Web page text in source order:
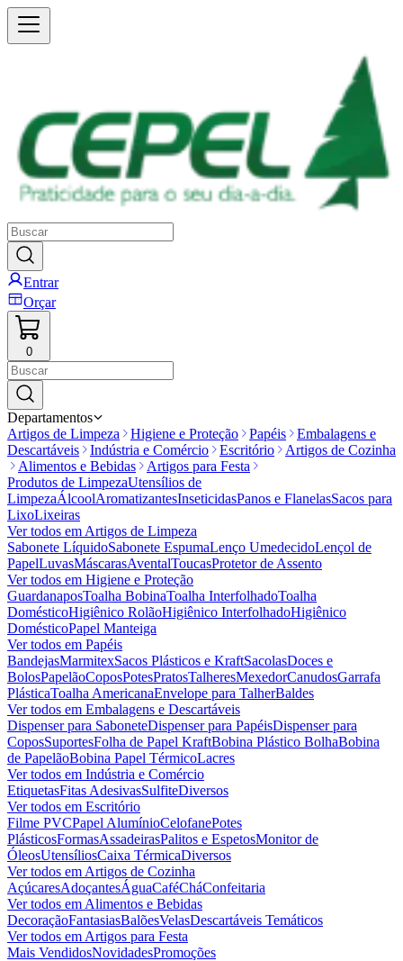
Entrar
Orçar
0
Departamentos
Artigos de Limpeza
Higiene e Proteção Papéis
Embalagens e
Descartáveis
Indústria e Comércio Escritório
Artigos de Cozinha
Alimentos e Bebidas
Artigos para Festa
Produtos de LimpezaUtensílios de
LimpezaÁlcoolAromatizantesInseticidasPanos e FlanelasSacos para
LixoLixeiras
Ver todos em Artigos de Limpeza
Sabonete LíquidoSabonete EspumaLenço UmedecidoLençol de
PapelLuvasMáscarasAventalToucasProtetor de Assento
Ver todos em Higiene e Proteção
GuardanaposToalha BobinaToalha InterfolhadoToalha
DomésticoHigiênico RolãoHigiênico InterfolhadoHigiênico
DomésticoPapel Manteiga
Ver todos em Papéis
BandejasMarmitexSacos Plásticos e KraftSacolasDoces e
BolosPapelãoCoposPotesPratosTalheresMexedorCanudosGarrafa
PlásticaToalha AmericanaEnvelope para TalherBaldes
Ver todos em Embalagens e Descartáveis
Dispenser para SaboneteDispenser para PapéisDispenser para
CoposSuportesFolha de Papel KraftBobina Plástico BolhaBobina
de PapelãoBobina Papel TérmicoLacres
Ver todos em Indústria e Comércio
EtiquetasFitas AdesivasSulfiteDiversos
Ver todos em Escritório
Filme PVCPapel AlumínioCelofanePotes
PlásticosFormasAssadeirasPalitos e EspetosMonitor de
ÓleosUtensíliosCaixa TérmicaDiversos
Ver todos em Artigos de Cozinha
AçúcaresAdoçantesÁguaCaféCháConfeitaria
Ver todos em Alimentos e Bebidas
DecoraçãoFantasiasBalõesVelasDescartáveis Temáticos
Ver todos em Artigos para Festa
Mais VendidosNovidadesPromoções